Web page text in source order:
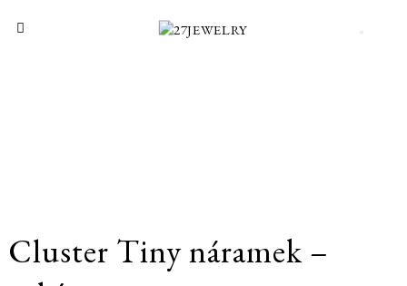
Cluster Tiny náramek –